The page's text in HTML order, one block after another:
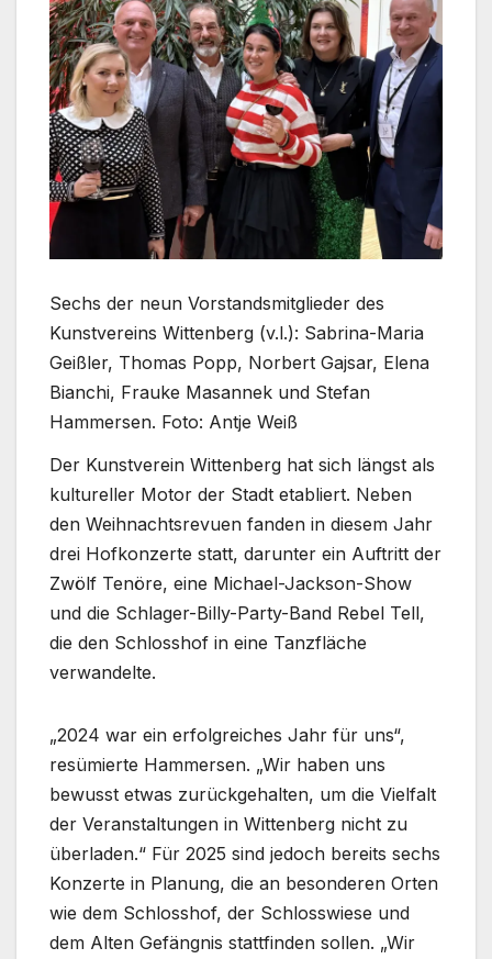
Sechs der neun Vorstandsmitglieder des
Kunstvereins Wittenberg (v.l.): Sabrina-Maria
Geißler, Thomas Popp, Norbert Gajsar, Elena
Bianchi, Frauke Masannek und Stefan
Hammersen. Foto: Antje Weiß
Der Kunstverein Wittenberg hat sich längst als
kultureller Motor der Stadt etabliert. Neben
den Weihnachtsrevuen fanden in diesem Jahr
drei Hofkonzerte statt, darunter ein Auftritt der
Zwölf Tenöre, eine Michael-Jackson-Show
und die Schlager-Billy-Party-Band Rebel Tell,
die den Schlosshof in eine Tanzfläche
verwandelte.
„2024 war ein erfolgreiches Jahr für uns“,
resümierte Hammersen. „Wir haben uns
bewusst etwas zurückgehalten, um die Vielfalt
der Veranstaltungen in Wittenberg nicht zu
überladen.“ Für 2025 sind jedoch bereits sechs
Konzerte in Planung, die an besonderen Orten
wie dem Schlosshof, der Schlosswiese und
dem Alten Gefängnis stattfinden sollen. „Wir